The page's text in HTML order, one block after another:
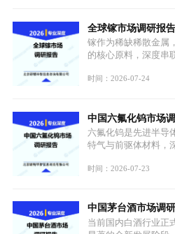
重要载体。同时，行
创设计能力提升，进
统服饰品牌、文旅企
全球镓市场调研报告
镓作为稀缺稀散金属
的核心原料，深度串
与大国科技博弈的关
领域渗透”的战略体
需资源。
时间：2026-07-24
中国六氟化钨市场
六氟化钨是先进半导
特气与前驱体材料，
沉积（CVD）、原子
密制造流程。
时间：2026-07-23
中国茅台酒市场调
当前国内白酒行业正